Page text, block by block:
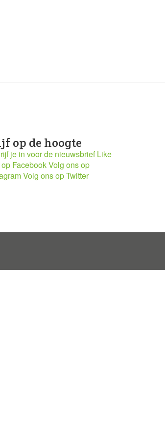
op de hoogte
je in voor de nieuwsbrief Like
FacebookVolg ons op
Volg ons op Twitter